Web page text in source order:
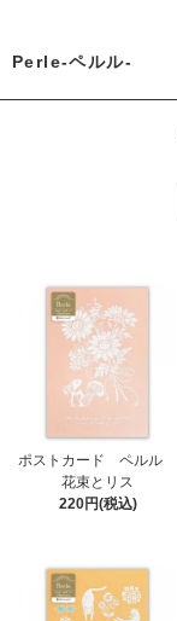
Perle-ペルル-
ポストカード ペルル
花束とリス
220円(税込)